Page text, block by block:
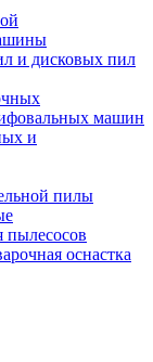
и дисковых пил
машин
и
пилы
пылесосов
оснастка